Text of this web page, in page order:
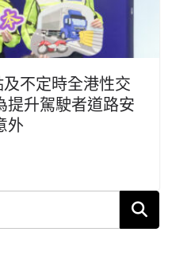
不定時全港性交
提升駕駛者道路安
外